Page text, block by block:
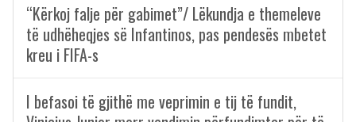
“Kërkoj falje për gabimet”/ Lëkundja e themeleve
të udhëheqjes së Infantinos, pas pendesës mbetet
kreu i FIFA-s
I befasoi të gjithë me veprimin e tij të fundit,